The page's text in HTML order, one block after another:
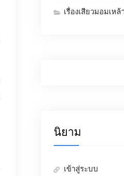
เรื่องเสียวมอมเหล้า
นิยาม
เข้าสู่ระบบ